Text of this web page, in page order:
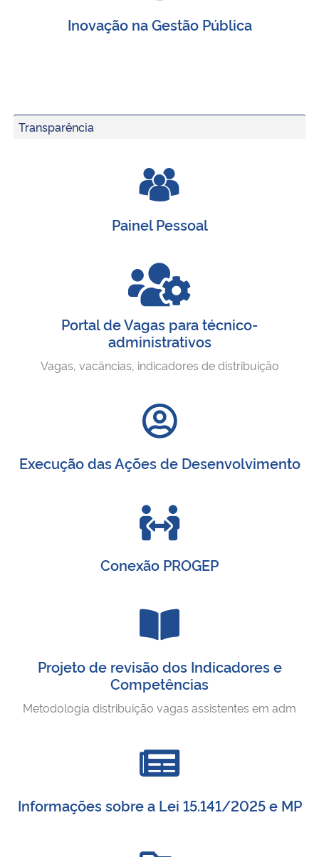
Inovação na Gestão Pública
Transparência
Painel Pessoal
Portal de Vagas para técnico-
administrativos
Vagas, vacâncias, indicadores de distribuição
Execução das Ações de Desenvolvimento
Conexão PROGEP
Projeto de revisão dos Indicadores e
Competências
Metodologia distribuição vagas assistentes em adm
Informações sobre a Lei 15.141/2025 e MP